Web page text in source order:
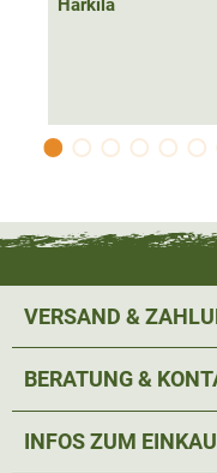
Dank derDruckknöpfe
an- und ausgezogen
Hemdes. Die
In der rechten
linke Brusttasche mit
Härkila
VERSAND &
BERATUNG &
INFOS ZUM